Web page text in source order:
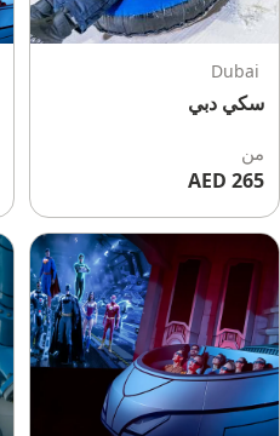
Dubai
سكي دبي
من
265 AED